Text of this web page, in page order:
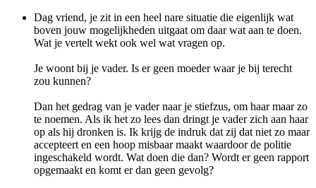
Dag vriend, je zit in een heel nare situatie die eigenlijk wat
boven jouw mogelijkheden uitgaat om daar wat aan te doen.
Wat je vertelt wekt ook wel wat vragen op.
Je woont bij je vader. Is er geen moeder waar je bij terecht
zou kunnen?
Dan het gedrag van je vader naar je stiefzus, om haar maar zo
te noemen. Als ik het zo lees dan dringt je vader zich aan haar
op als hij dronken is. Ik krijg de indruk dat zij dat niet zo maar
accepteert en een hoop misbaar maakt waardoor de politie
ingeschakeld wordt. Wat doen die dan? Wordt er geen rapport
opgemaakt en komt er dan geen gevolg?